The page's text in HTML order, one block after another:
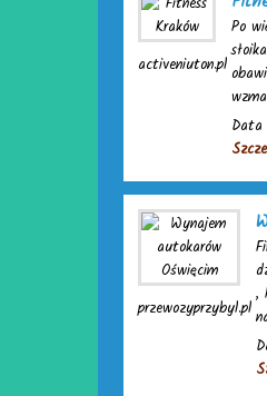
activeniuton.pl
Po
Data
przewozyprzybyl.pl
,